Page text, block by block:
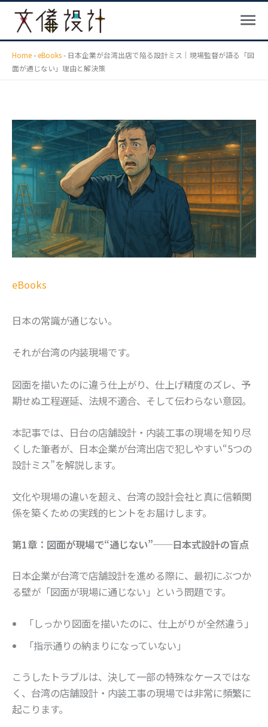
を
ニ
ュ
ー
Home-eBooks- 日本企業が台湾出店で陥る設計ミス｜現場監督が語る「図
面が通じない」理由と解決策
eBooks
日本の常識が通じない。
それが台湾の内装現場です。
図面を描いたのに違う仕上がり、仕上げ精度のズレ、予
期せぬ工程遅延、法規不適合、そして伝わらない意図。
本記事では、日台の店舗設計・内装工事の現場を知り尽
くした筆者が、日本企業が台湾出店で犯しやすい“5つの
設計ミス”を解説します。
文化や現場の違いを超え、台湾の設計会社と真に信頼関
係を築くための実践的ヒントをお届けします。
第1章：図面が現場で“通じない”──日本式設計の盲点
日本企業が台湾で店舗設計を進める際に、最初にぶつか
る壁が「図面が現場に通じない」という問題です。
「しっかり図面を描いたのに、仕上がりが全然違う」
「指示通りの納まりになっていない」
こうしたトラブルは、決して一部の特殊なケースではな
く、台湾の店舗設計・内装工事の現場では非常に頻繁に
起こります。